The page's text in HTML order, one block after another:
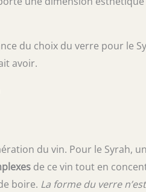
du choix du verre pour le
avoir.
du vin. Pour le Syrah,
de ce vin tout en
boire. La forme du verre